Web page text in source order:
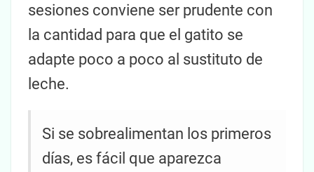
sesiones conviene ser prudente con
la cantidad para que el gatito se
adapte poco a poco al sustituto de
leche.
Si se sobrealimentan los primeros
días, es fácil que aparezca